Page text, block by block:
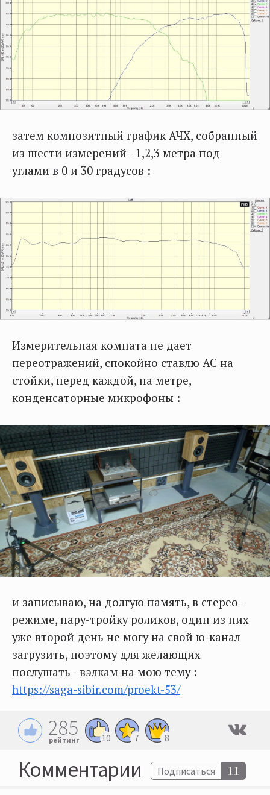
затем композитный график АЧХ, собранный
из шести измерений - 1,2,3 метра под
углами в 0 и 30 градусов :
Измерительная комната не дает
переотражений, спокойно ставлю АС на
стойки, перед каждой, на метре,
конденсаторные микрофоны :
и записываю, на долгую память, в стерео-
режиме, пару-тройку роликов, один из них
уже второй день не могу на свой ю-канал
загрузить, поэтому для желающих
послушать - вэлкам на мою тему :
https://saga-sibir.com/proekt-53/
285
рейтинг 10 7 8
Комментарии Подписаться 11